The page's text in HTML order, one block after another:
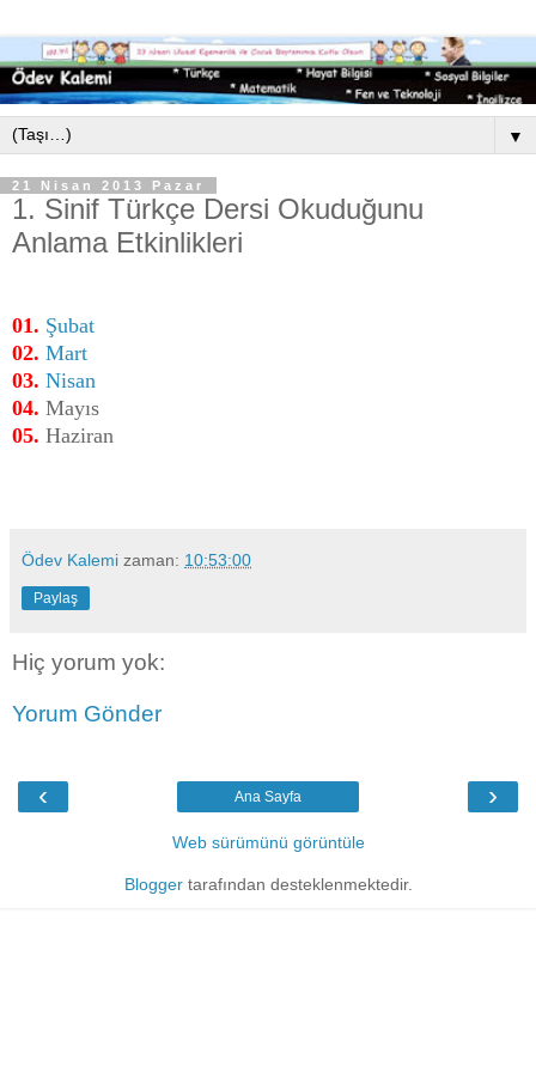
▼
21 Nisan 2013 Pazar
1. Sinif Türkçe Dersi Okuduğunu
Anlama Etkinlikleri
01. Şubat
02. Mart
03. Nisan
04. Mayıs
05. Haziran
Ödev Kalemi zaman: 10:53:00
Paylaş
Hiç yorum yok:
Yorum Gönder
‹ ›
Ana Sayfa
Web sürümünü görüntüle
Bloggertarafından desteklenmektedir.